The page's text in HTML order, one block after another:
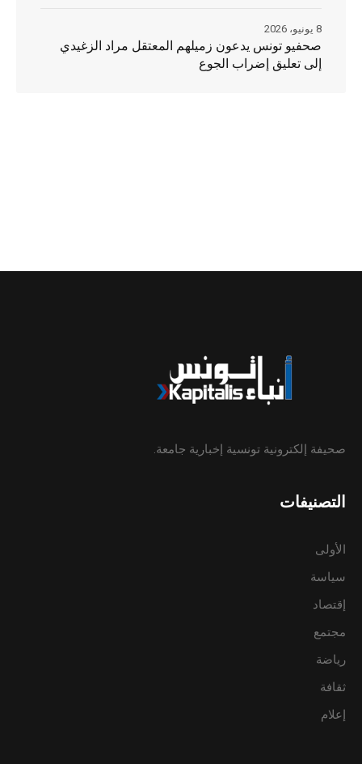
صحفيو تونس يدعون زميلهم المعتقل مراد الزغيدي
إلى تعليق إضراب الجوع
8 يونيو، 2026
صحيفة إلكترونية تونسية إخبارية جامعة.
التصنيفات
الأولى
سياسة
إقتصاد
مجتمع
رياضة
ثقافة
إعلام